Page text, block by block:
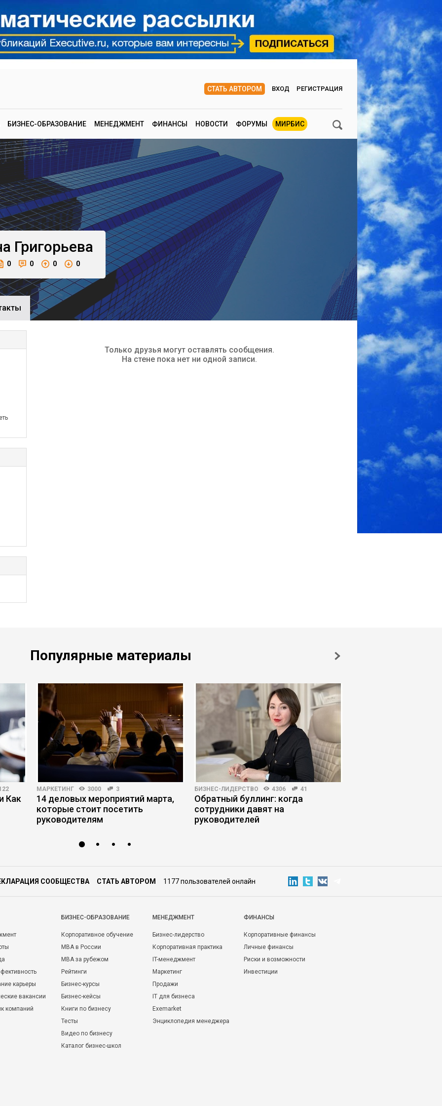
СТАТЬ АВТОРОМ ВХОД РЕГИСТРАЦИЯ
БИЗНЕС-ОБРАЗОВАНИЕ МЕНЕДЖМЕНТ ФИНАНСЫ НОВОСТИ ФОРУМЫ МИРБИС
Григорьева
0 0 0 0
Только друзья могут оставлять сообщения.
На стене пока нет ни одной записи.
Популярные материалы
Как
МАРКЕТИНГ 3000 3
14 деловых мероприятий марта,
которые стоит посетить
руководителям
БИЗНЕС-ЛИДЕРСТВО 4306 41
Обратный буллинг: когда
сотрудники давят на
руководителей
СООБЩЕСТВА СТАТЬ АВТОРОМ 1177 пользователей онлайн
карьеры
вакансии
компаний
БИЗНЕС-ОБРАЗОВАНИЕ
Корпоративное обучение
MBA в России
MBA за рубежом
Рейтинги
Бизнес-курсы
Бизнес-кейсы
Книги по бизнесу
Тесты
Видео по бизнесу
Каталог бизнес-школ
МЕНЕДЖМЕНТ
Бизнес-лидерство
Корпоративная практика
IT-менеджмент
Маркетинг
Продажи
IT для бизнеса
Exemarket
Энциклопедия менеджера
ФИНАНСЫ
Корпоративные финансы
Личные финансы
Риски и возможности
Инвестиции